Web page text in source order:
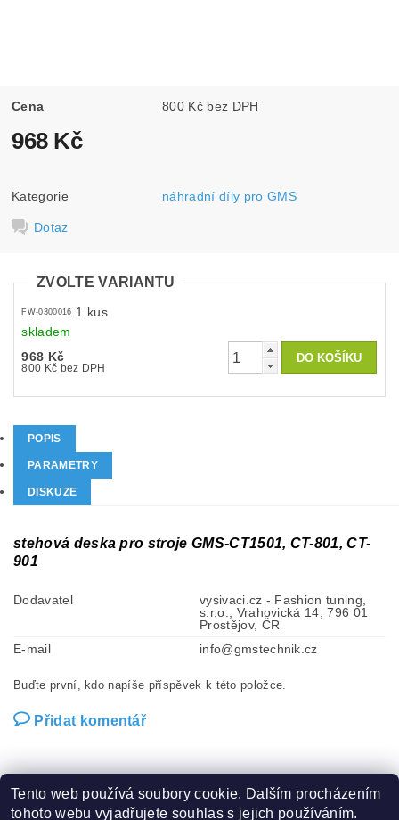
Cena 800 Kč bez DPH
968 Kč
Kategorie náhradní díly pro GMS
Dotaz
ZVOLTE VARIANTU
FW-0300016 1 kus
skladem
968 Kč
800 Kč bez DPH
POPIS
PARAMETRY
DISKUZE
stehová deska pro stroje GMS-CT1501, CT-801, CT-
901
Dodavatel
vysivaci.cz - Fashion tuning,
s.r.o., Vrahovická 14, 796 01
Prostějov, ČR
E-mail
info@gmstechnik.cz
Buďte první, kdo napíše příspěvek k této položce.
Přidat komentář
Tento web používá soubory cookie. Dalším procházením
tohoto webu vyjadřujete souhlas s jejich používáním.